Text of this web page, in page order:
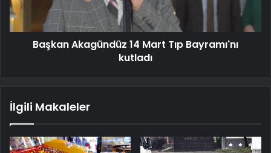
Başkan Akagündüz 14 Mart Tıp Bayramı'nı
kutladı
İlgili Makaleler